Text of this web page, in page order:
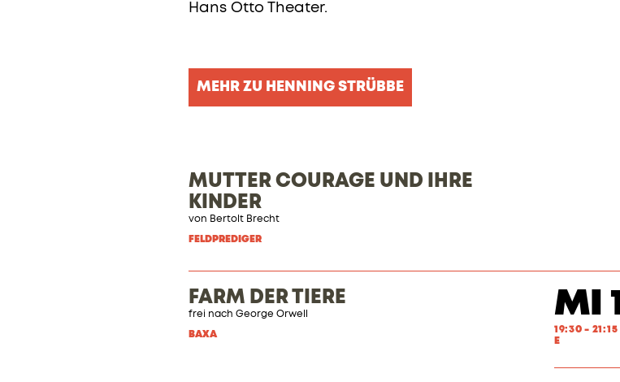
Hans Otto Theater.
MEHR ZU HENNING STRÜBBE
MUTTER COURAGE UND IHRE
KINDER
von Bertolt Brecht
FELDPREDIGER
FARM DER TIERE
frei nach George Orwell
BAXA
MI
19:30 - 21:15
E